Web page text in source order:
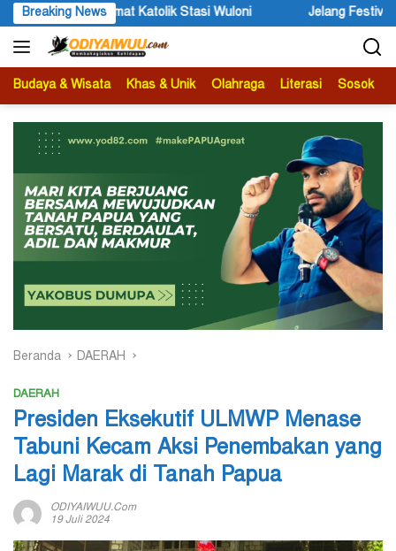
Langsung
ke
konten
Breaking NewsJelang Festival Etnik Religi 2026, Bupati Wandik Ajak
Budaya & Wisata Khas & Unik Olahraga Literasi Sosok
Beranda DAERAH
DAERAH
Presiden Eksekutif ULMWP Menase
Tabuni Kecam Aksi Penembakan yang
Lagi Marak di Tanah Papua
ODIYAIWUU.com
19 Juli 2024